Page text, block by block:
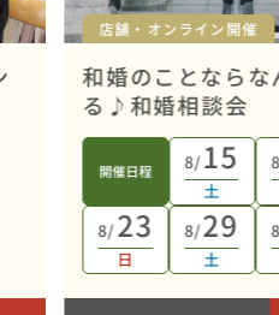
店舗・オンライン開催
和婚のことならな
る♪和婚相談会
開催日程 8/15
土
8/23
日
8/29
土